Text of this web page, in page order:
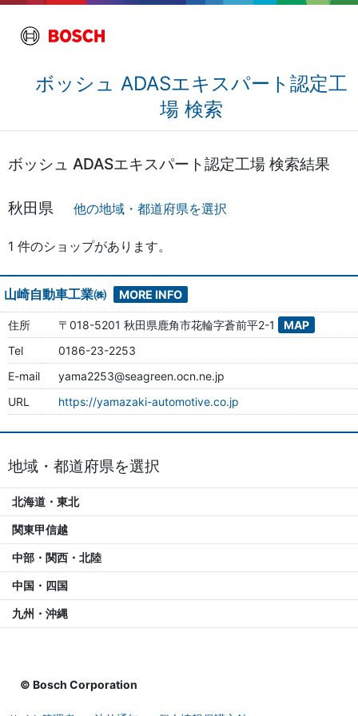
ボッシュ ADASエキスパート認定工
場 検索
ボッシュ ADASエキスパート認定工場 検索結果
秋田県 他の地域・都道府県を選択
1 件のショップがあります。
山崎自動車工業㈱ MORE INFO
住所 〒018-5201 秋田県鹿角市花輪字蒼前平2-1
MAP
Tel
0186-23-2253
E-mail
yama2253@seagreen.ocn.ne.jp
URL
https://yamazaki-automotive.co.jp
地域・都道府県を選択
北海道・東北
関東甲信越
中部・関西・北陸
中国・四国
九州・沖縄
© Bosch Corporation